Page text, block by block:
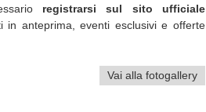
registrarsi sul sito ufficiale
in anteprima, eventi esclusivi e offerte
Vai alla fotogallery